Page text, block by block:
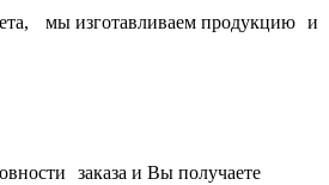
мы изготавливаем продукцию и
заказа и Вы получаете